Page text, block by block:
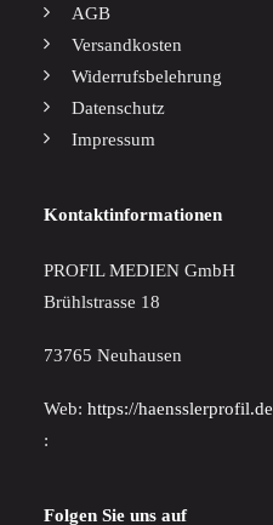
AGB
Versandkosten
Widerrufsbelehrung
Datenschutz
Impressum
Kontaktinformationen
PROFIL MEDIEN GmbH
Brühlstrasse 18
73765 Neuhausen
Web: https://haensslerprofil.de
:
Folgen Sie uns auf